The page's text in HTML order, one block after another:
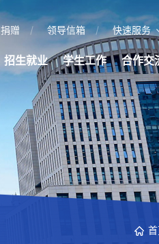
捐赠 领导信箱 快速服务
招生就业 学生工作 合作交
首